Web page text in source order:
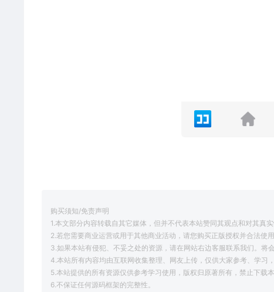
购买须知/免责声明
1.本文部分内容转载自其它媒体，但并不代表本站赞同其观点和对其真实
2.若您需要商业运营或用于其他商业活动，请您购买正版授权并合法使用
3.如果本站有侵犯、不妥之处的资源，请在网站右边客服联系我们。将
4.本站所有内容均由互联网收集整理、网友上传，仅供大家参考、学习
5.本站提供的所有资源仅供参考学习使用，版权归原著所有，禁止下载
6.不保证任何源码框架的完整性。